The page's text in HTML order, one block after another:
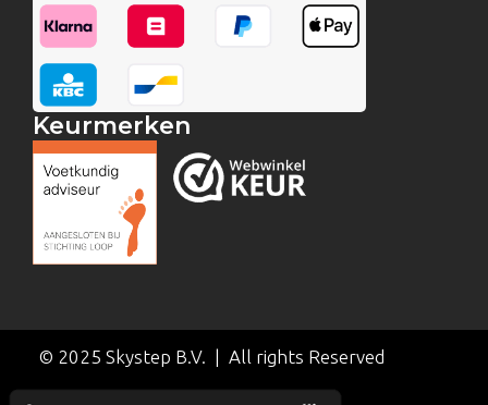
Keurmerken
© 2025 Skystep B.V. | All rights Reserved